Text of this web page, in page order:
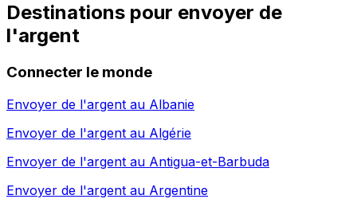
Destinations pour envoyer de
l'argent
Connecter le monde
Envoyer de l'argent au Albanie
Envoyer de l'argent au Algérie
Envoyer de l'argent au Antigua-et-Barbuda
Envoyer de l'argent au Argentine